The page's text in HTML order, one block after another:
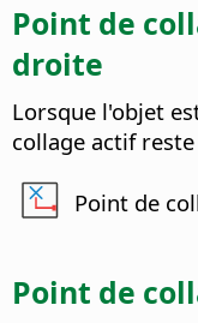
Point de
droite
Lorsque l'objet
collage actif
Point de
Point de